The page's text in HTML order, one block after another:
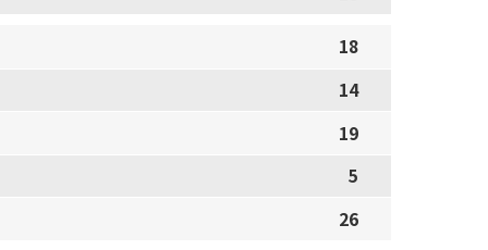
18
14
19
5
26